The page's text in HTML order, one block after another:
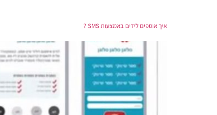
איך אוספים לידים באמצעות SMS ?